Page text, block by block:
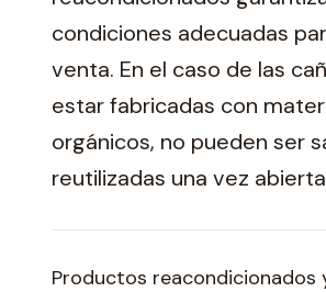
condiciones adecuadas
venta. En el caso de las
estar fabricadas con
orgánicos, no pueden ser
reutilizadas una vez
Productos reacondicionados